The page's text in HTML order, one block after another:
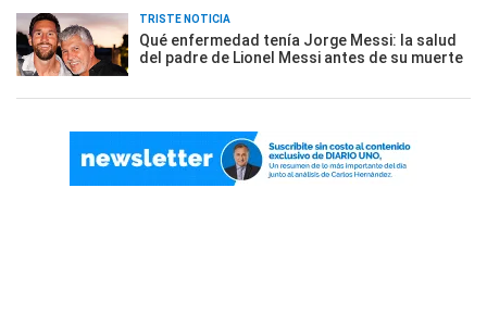
TRISTE NOTICIA
Qué enfermedad tenía Jorge Messi: la salud
del padre de Lionel Messi antes de su muerte